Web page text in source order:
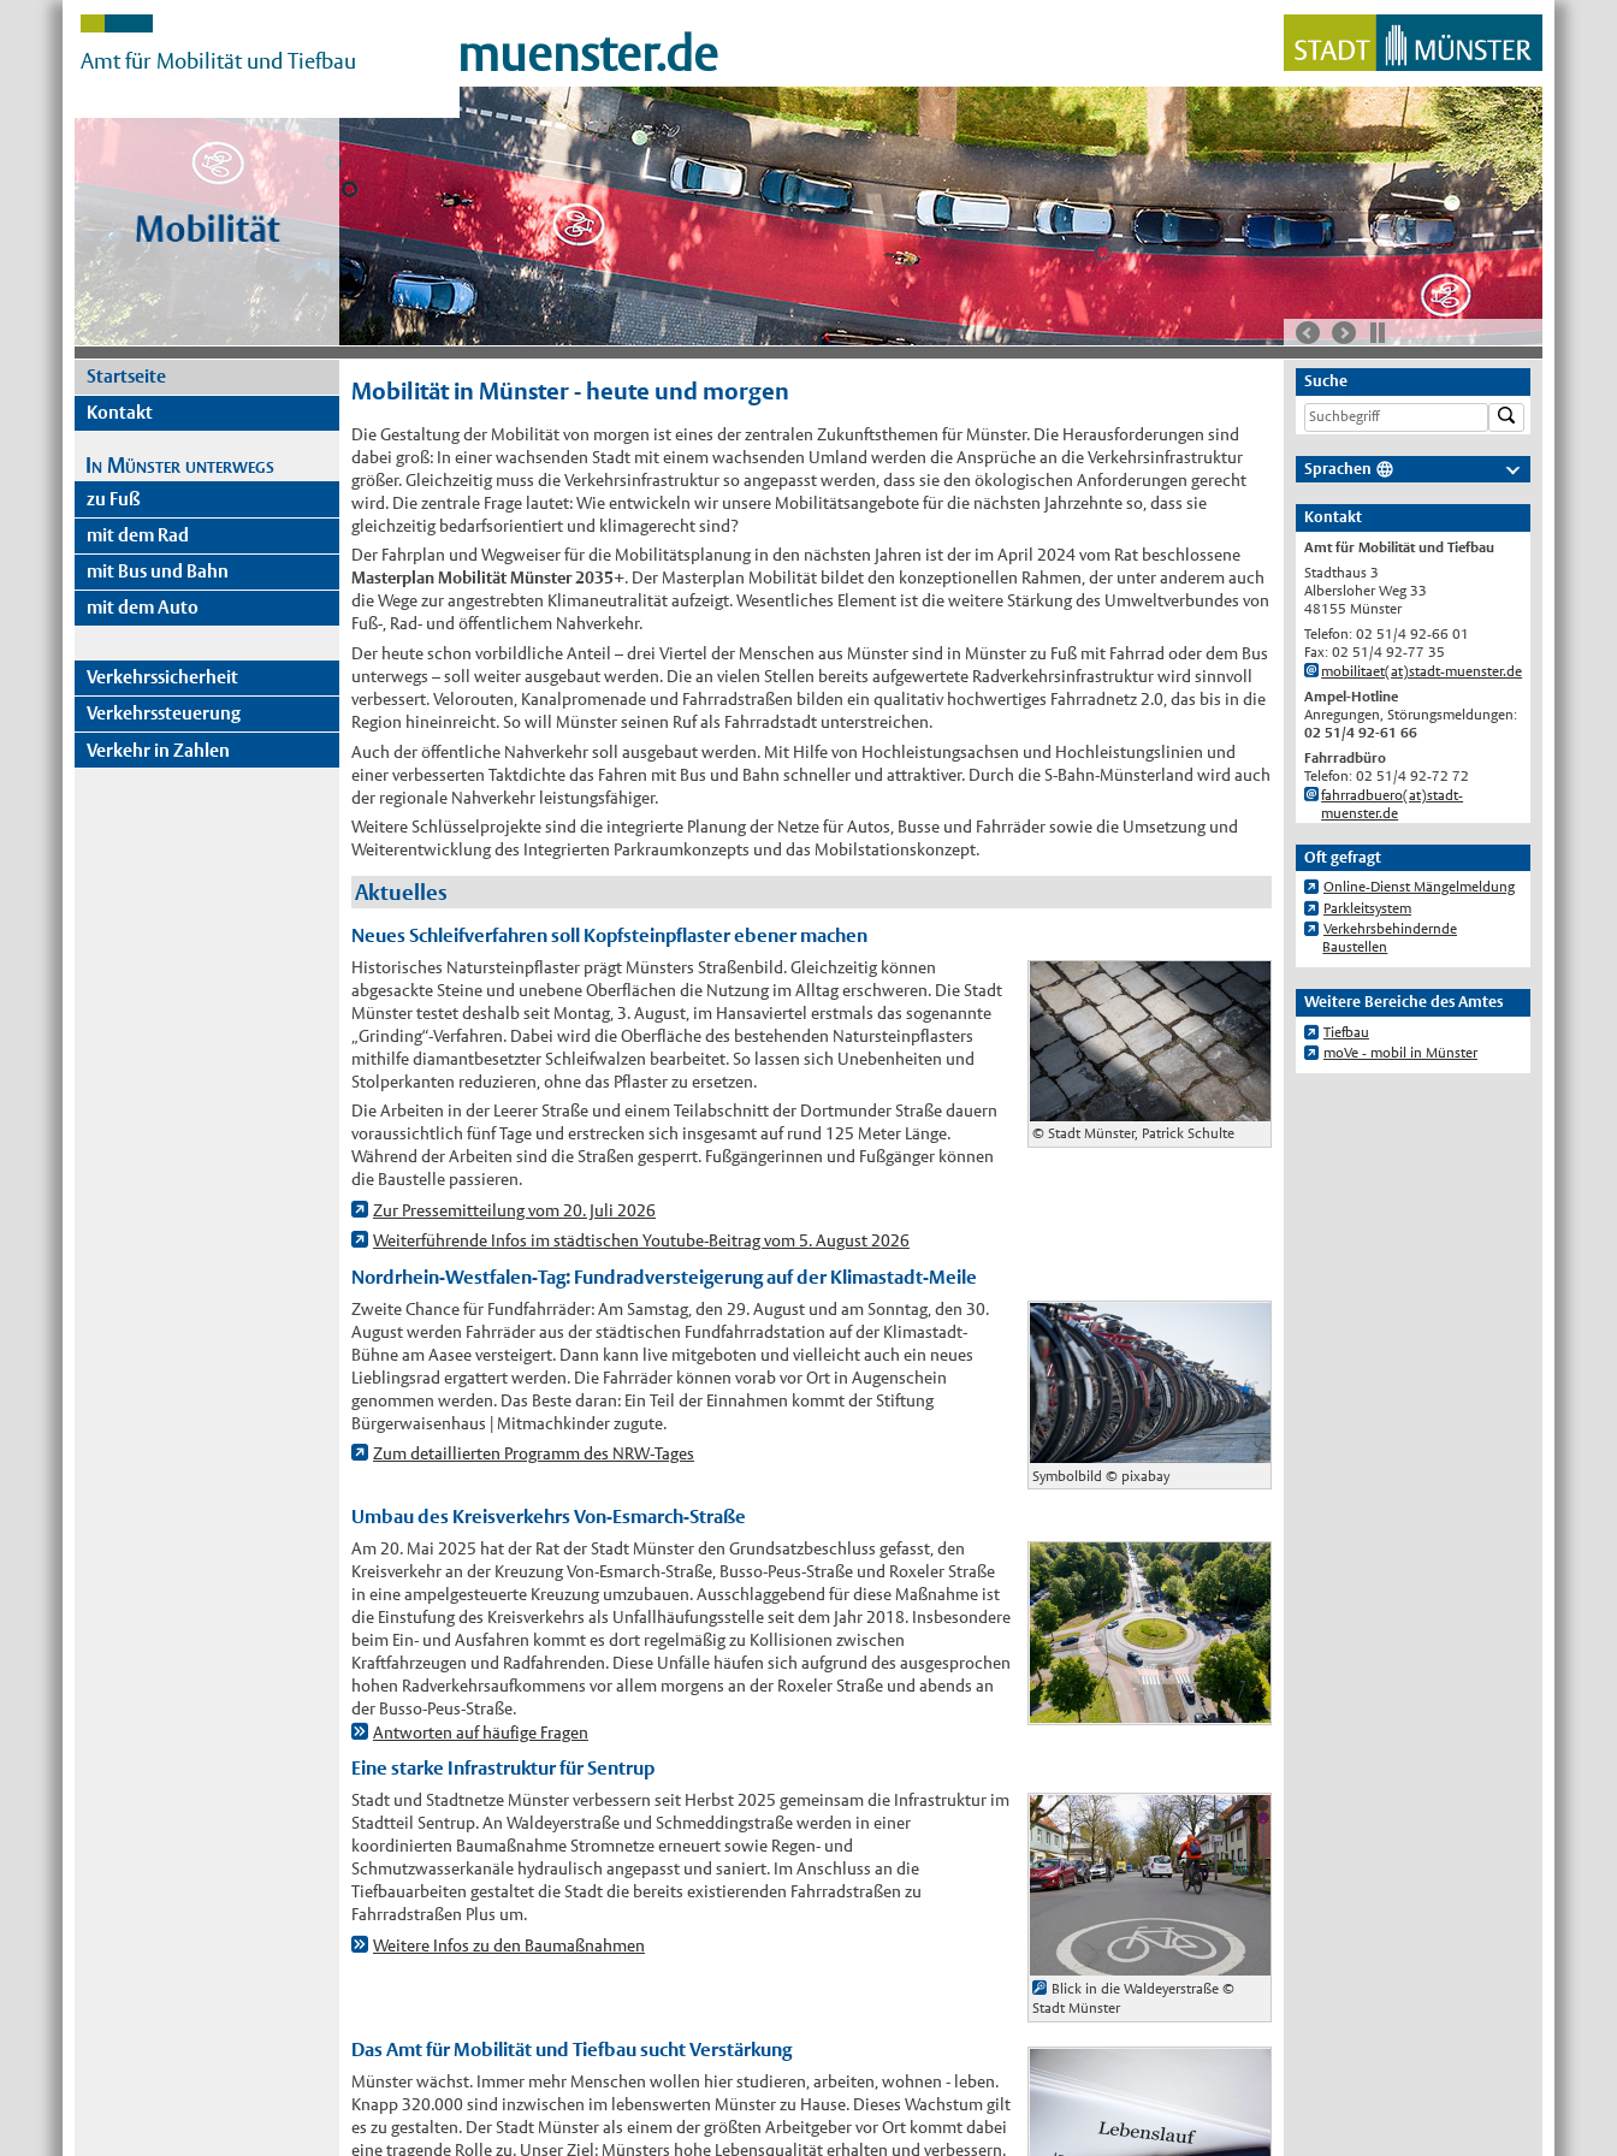
Amt für Mobilität und Tiefbau muenster.de
Startseite
Kontakt
In Münster unterwegs
zu Fuß
mit dem Rad
mit Bus und Bahn
mit dem Auto
Verkehrssicherheit
Verkehrssteuerung
Verkehr in Zahlen
Mobilität in Münster - heute und morgen
Die Gestaltung der Mobilität von morgen ist eines der zentralen Zukunftsthemen für Münster. Die Herausforderungen sind
dabei groß: In einer wachsenden Stadt mit einem wachsenden Umland werden die Ansprüche an die Verkehrsinfrastruktur
größer. Gleichzeitig muss die Verkehrsinfrastruktur so angepasst werden, dass sie den ökologischen Anforderungen gerecht
wird. Die zentrale Frage lautet: Wie entwickeln wir unsere Mobilitätsangebote für die nächsten Jahrzehnte so, dass sie
gleichzeitig bedarfsorientiert und klimagerecht sind?
Der Fahrplan und Wegweiser für die Mobilitätsplanung in den nächsten Jahren ist der im April 2024 vom Rat beschlossene
Masterplan Mobilität Münster 2035+. Der Masterplan Mobilität bildet den konzeptionellen Rahmen, der unter anderem auch
die Wege zur angestrebten Klimaneutralität aufzeigt. Wesentliches Element ist die weitere Stärkung des Umweltverbundes von
Fuß-, Rad- und öffentlichem Nahverkehr.
Der heute schon vorbildliche Anteil – drei Viertel der Menschen aus Münster sind in Münster zu Fuß mit Fahrrad oder dem Bus
unterwegs – soll weiter ausgebaut werden. Die an vielen Stellen bereits aufgewertete Radverkehrsinfrastruktur wird sinnvoll
verbessert. Velorouten, Kanalpromenade und Fahrradstraßen bilden ein qualitativ hochwertiges Fahrradnetz 2.0, das bis in die
Region hineinreicht. So will Münster seinen Ruf als Fahrradstadt unterstreichen.
Auch der öffentliche Nahverkehr soll ausgebaut werden. Mit Hilfe von Hochleistungsachsen und Hochleistungslinien und
einer verbesserten Taktdichte das Fahren mit Bus und Bahn schneller und attraktiver. Durch die S-Bahn-Münsterland wird auch
der regionale Nahverkehr leistungsfähiger.
Weitere Schlüsselprojekte sind die integrierte Planung der Netze für Autos, Busse und Fahrräder sowie die Umsetzung und
Weiterentwicklung des Integrierten Parkraumkonzepts und das Mobilstationskonzept.
Aktuelles
Neues Schleifverfahren soll Kopfsteinpflaster ebener machen
© Stadt Münster, Patrick Schulte
Historisches Natursteinpflaster prägt Münsters Straßenbild. Gleichzeitig können
abgesackte Steine und unebene Oberflächen die Nutzung im Alltag erschweren. Die Stadt
Münster testet deshalb seit Montag, 3. August, im Hansaviertel erstmals das sogenannte
„Grinding“-Verfahren. Dabei wird die Oberfläche des bestehenden Natursteinpflasters
mithilfe diamantbesetzter Schleifwalzen bearbeitet. So lassen sich Unebenheiten und
Stolperkanten reduzieren, ohne das Pflaster zu ersetzen.
Die Arbeiten in der Leerer Straße und einem Teilabschnitt der Dortmunder Straße dauern
voraussichtlich fünf Tage und erstrecken sich insgesamt auf rund 125 Meter Länge.
Während der Arbeiten sind die Straßen gesperrt. Fußgängerinnen und Fußgänger können
die Baustelle passieren.
Zur Pressemitteilung vom 20. Juli 2026
Weiterführende Infos im städtischen Youtube-Beitrag vom 5. August 2026
Nordrhein-Westfalen-Tag: Fundradversteigerung auf der Klimastadt-Meile
Symbolbild © pixabay
Zweite Chance für Fundfahrräder: Am Samstag, den 29. August und am Sonntag, den 30.
August werden Fahrräder aus der städtischen Fundfahrradstation auf der Klimastadt-
Bühne am Aasee versteigert. Dann kann live mitgeboten und vielleicht auch ein neues
Lieblingsrad ergattert werden. Die Fahrräder können vorab vor Ort in Augenschein
genommen werden. Das Beste daran: Ein Teil der Einnahmen kommt der Stiftung
Bürgerwaisenhaus | Mitmachkinder zugute.
Zum detaillierten Programm des NRW-Tages
Umbau des Kreisverkehrs Von-Esmarch-Straße
Am 20. Mai 2025 hat der Rat der Stadt Münster den Grundsatzbeschluss gefasst, den
Kreisverkehr an der Kreuzung Von-Esmarch-Straße, Busso-Peus-Straße und Roxeler Straße
in eine ampelgesteuerte Kreuzung umzubauen. Ausschlaggebend für diese Maßnahme ist
die Einstufung des Kreisverkehrs als Unfallhäufungsstelle seit dem Jahr 2018. Insbesondere
beim Ein- und Ausfahren kommt es dort regelmäßig zu Kollisionen zwischen
Kraftfahrzeugen und Radfahrenden. Diese Unfälle häufen sich aufgrund des ausgesprochen
hohen Radverkehrsaufkommens vor allem morgens an der Roxeler Straße und abends an
der Busso-Peus-Straße.
Antworten auf häufige Fragen
Eine starke Infrastruktur für Sentrup
Blick in die Waldeyerstraße ©
Stadt Münster
Stadt und Stadtnetze Münster verbessern seit Herbst 2025 gemeinsam die Infrastruktur im
Stadtteil Sentrup. An Waldeyerstraße und Schmeddingstraße werden in einer
koordinierten Baumaßnahme Stromnetze erneuert sowie Regen- und
Schmutzwasserkanäle hydraulisch angepasst und saniert. Im Anschluss an die
Tiefbauarbeiten gestaltet die Stadt die bereits existierenden Fahrradstraßen zu
Fahrradstraßen Plus um.
Weitere Infos zu den Baumaßnahmen
Das Amt für Mobilität und Tiefbau sucht Verstärkung
Münster wächst. Immer mehr Menschen wollen hier studieren, arbeiten, wohnen - leben.
Knapp 320.000 sind inzwischen im lebenswerten Münster zu Hause. Dieses Wachstum gilt
es zu gestalten. Der Stadt Münster als einem der größten Arbeitgeber vor Ort kommt dabei
eine tragende Rolle zu. Unser Ziel: Münsters hohe Lebensqualität erhalten und verbessern.
Suche
Sprachen
Deutsch
Nederlands
English
Українська
Türkçe
اللغة العربية
Français
Español
Polski
Русский
中文
Automatische Übersetzung, ohne
Gewähr auf Richtigkeit.
Kontakt
Amt für Mobilität und Tiefbau
Stadthaus 3
Albersloher Weg 33
48155 Münster
Telefon: 02 51/4 92-66 01
Fax: 02 51/4 92-77 35
mobilitaet(at)stadt-muenster.de
Ampel-Hotline
Anregungen, Störungsmeldungen:
02 51/4 92-61 66
Fahrradbüro
Telefon: 02 51/4 92-72 72
fahrradbuero(at)stadt-
muenster.de
Oft gefragt
Online-Dienst Mängelmeldung
Parkleitsystem
Verkehrsbehindernde
Baustellen
Weitere Bereiche des Amtes
Tiefbau
moVe - mobil in Münster